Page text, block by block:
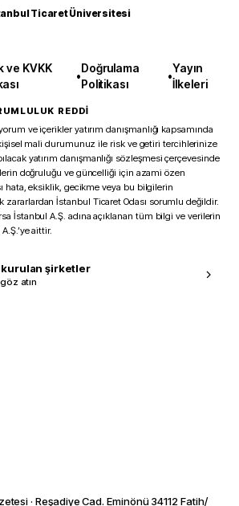
Ticaret Üniversitesi
ve KVKK
•
Doğrulama
Politikası
•
Yayın
İlkeleri
REDDİ
ve içerikler yatırım danışmanlığı kapsamında
kişisel mali durumunuz ile risk ve getiri tercihlerinize
yatırım danışmanlığı sözleşmesi çerçevesinde
doğruluğu ve güncelliği için azami özen
hata, eksiklik, gecikme veya bu bilgilerin
zararlardan İstanbul Ticaret Odası sorumlu değildir.
İstanbul A.Ş. adına açıklanan tüm bilgi ve verilerin
aittir.
kurulan şirketler
atın
· Reşadiye Cad. Eminönü 34112 Fatih/